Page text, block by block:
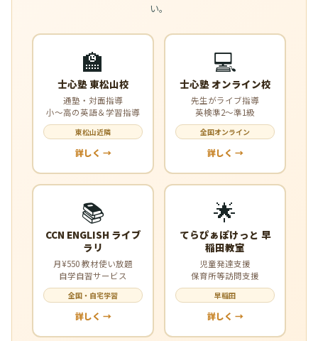
い。
🏫
士心塾 東松山校
通塾・対面指導
小〜高の英語＆学習指導
東松山近隣
詳しく →
💻
士心塾 オンライン校
先生がライブ指導
英検準2〜準1級
全国オンライン
詳しく →
📚
CCN ENGLISH ライブ
ラリ
月¥550 教材使い放題
自学自習サービス
全国・自宅学習
詳しく →
🌟
てらぴぁぽけっと 早
稲田教室
児童発達支援
保育所等訪問支援
早稲田
詳しく →